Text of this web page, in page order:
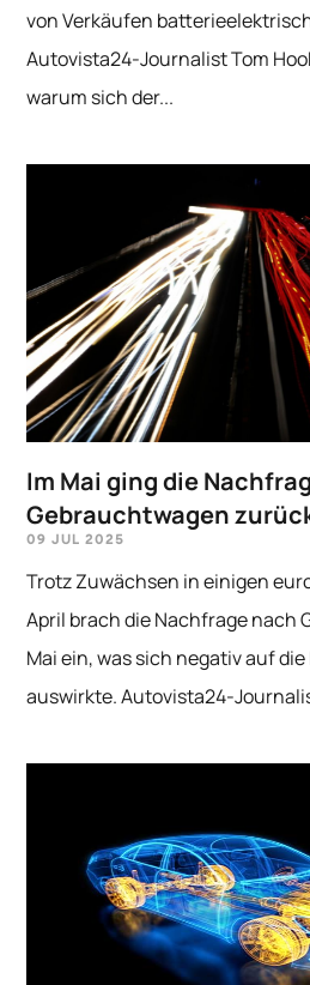
von Verkäufen
Autovista24-Journalist Tom
warum sich der...
Im Mai ging die
Gebrauchtwagen
09 JUL 2025
Trotz Zuwächsen in einigen
April brach die Nachfrage nach
Mai ein, was sich negativ auf
auswirkte. Autovista24-